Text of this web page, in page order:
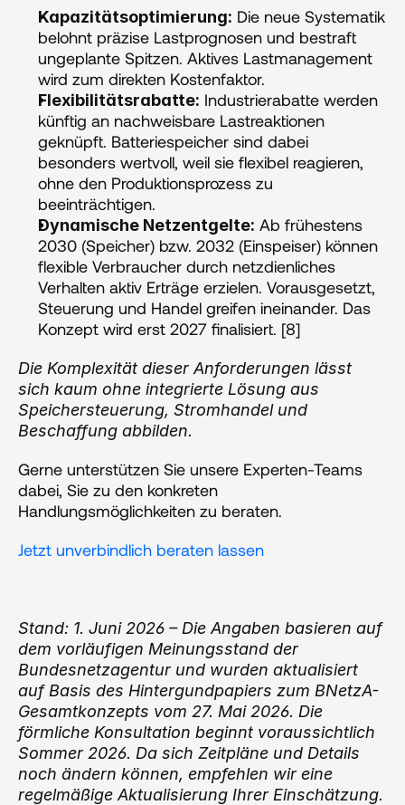
Kapazitätsoptimierung: Die neue Systematik
belohnt präzise Lastprognosen und bestraft
ungeplante Spitzen. Aktives Lastmanagement
wird zum direkten Kostenfaktor.
Flexibilitätsrabatte: Industrierabatte werden
künftig an nachweisbare Lastreaktionen
geknüpft. Batteriespeicher sind dabei
besonders wertvoll, weil sie flexibel reagieren,
ohne den Produktionsprozess zu
beeinträchtigen.
Dynamische Netzentgelte: Ab frühestens
2030 (Speicher) bzw. 2032 (Einspeiser) können
flexible Verbraucher durch netzdienliches
Verhalten aktiv Erträge erzielen. Vorausgesetzt,
Steuerung und Handel greifen ineinander. Das
Konzept wird erst 2027 finalisiert. [8]
Die Komplexität dieser Anforderungen lässt
sich kaum ohne integrierte Lösung aus
Speichersteuerung, Stromhandel und
Beschaffung abbilden.
Gerne unterstützen Sie unsere Experten-Teams
dabei, Sie zu den konkreten
Handlungsmöglichkeiten zu beraten.
Jetzt unverbindlich beraten lassen
Stand: 1. Juni 2026 – Die Angaben basieren auf
dem vorläufigen Meinungsstand der
Bundesnetzagentur und wurden aktualisiert
auf Basis des Hintergundpapiers zum BNetzA-
Gesamtkonzepts vom 27. Mai 2026. Die
förmliche Konsultation beginnt voraussichtlich
Sommer 2026. Da sich Zeitpläne und Details
noch ändern können, empfehlen wir eine
regelmäßige Aktualisierung Ihrer Einschätzung.